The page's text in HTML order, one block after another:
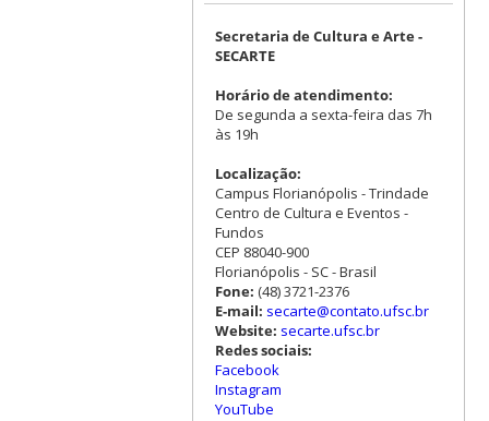
Secretaria de Cultura e Arte -
SECARTE
Horário de atendimento:
De segunda a sexta-feira das 7h
às 19h
Localização:
Campus Florianópolis - Trindade
Centro de Cultura e Eventos -
Fundos
CEP 88040-900
Florianópolis - SC - Brasil
Fone: (48) 3721-2376
E-mail: secarte@contato.ufsc.br
Website: secarte.ufsc.br
Redes sociais:
Facebook
Instagram
YouTube